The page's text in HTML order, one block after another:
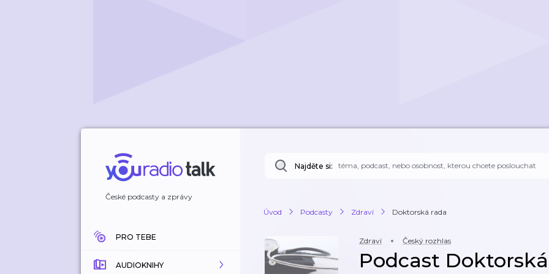
České podcasty a zprávy
PRO TEBE
AUDIOKNIHY
Najděte si:
Úvod Podcasty Zdraví Doktorská rada
Zdraví Český rozhlas
Podcast